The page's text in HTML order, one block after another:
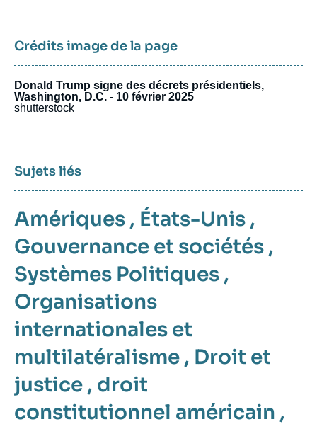
Crédits image de la page
Donald Trump signe des décrets présidentiels,
Washington, D.C. - 10 février 2025
shutterstock
Sujets liés
Amériques , États-Unis ,
Gouvernance et sociétés ,
Systèmes Politiques ,
Organisations
internationales et
multilatéralisme , Droit et
justice , droit
constitutionnel américain ,